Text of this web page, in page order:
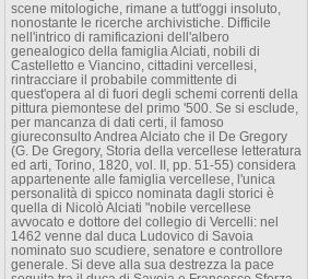
scene mitologiche, rimane a tutt'oggi insoluto,
nonostante le ricerche archivistiche. Difficile
nell'intrico di ramificazioni dell'albero
genealogico della famiglia Alciati, nobili di
Castelletto e Viancino, cittadini vercellesi,
rintracciare il probabile committente di
quest'opera al di fuori degli schemi correnti della
pittura piemontese del primo '500. Se si esclude,
per mancanza di dati certi, il famoso
giureconsulto Andrea Alciato che il De Gregory
(G. De Gregory, Storia della vercellese letteratura
ed arti, Torino, 1820, vol. II, pp. 51-55) considera
appartenente alle famiglia vercellese, l'unica
personalità di spicco nominata dagli storici è
quella di Nicolò Alciati "nobile vercellese
avvocato e dottore del collegio di Vercelli: nel
1462 venne dal duca Ludovico di Savoia
nominato suo scudiere, senatore e controllore
generale. Si deve alla sua destrezza la pace